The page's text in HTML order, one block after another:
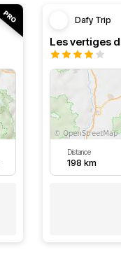
Dafy Trip
Les vertiges
Distance
198 km